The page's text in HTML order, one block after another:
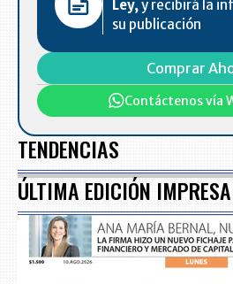
Ley, y recibirá la
su publicación
Comprar
Contáctenos vía
TENDENCIAS
ÚLTIMA EDICIÓN IMPRESA